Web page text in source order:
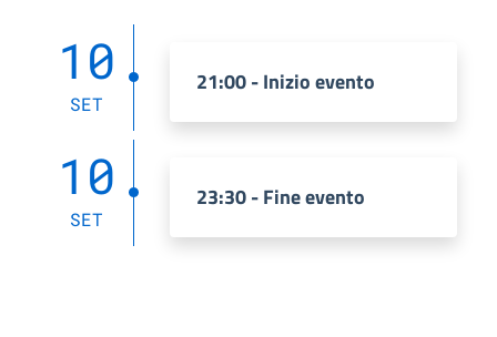
10
SET
21:00 - Inizio evento
10
SET
23:30 - Fine evento